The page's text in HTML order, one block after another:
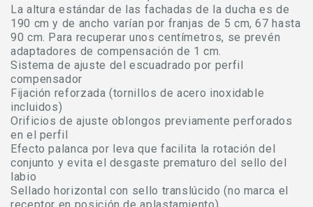
La altura estándar de las fachadas de la ducha es de
190 cm y de ancho varían por franjas de 5 cm, 67 hasta
90 cm. Para recuperar unos centímetros, se prevén
adaptadores de compensación de 1 cm.
Sistema de ajuste del escuadrado por perfil
compensador
Fijación reforzada (tornillos de acero inoxidable
incluidos)
Orificios de ajuste oblongos previamente perforados
en el perfil
Efecto palanca por leva que facilita la rotación del
conjunto y evita el desgaste prematuro del sello del
labio
Sellado horizontal con sello translúcido (no marca el